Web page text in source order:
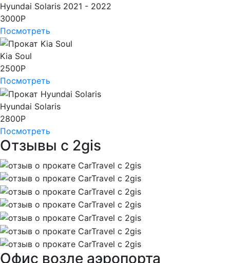
Hyundai Solaris 2021 - 2022
3000Р
Посмотреть
Kia Soul
2500Р
Посмотреть
Hyundai Solaris
2800Р
Посмотреть
Отзывы с 2gis
Офис возле аэропорта